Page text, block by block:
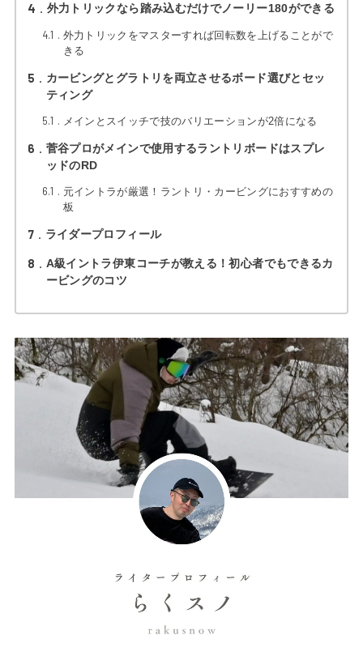
4 外力トリックなら踏み込むだけでノーリー180ができる
4.1
外力トリックをマスターすれば回転数を上げることがで
きる
5
カービングとグラトリを両立させるボード選びとセッ
ティング
5.1
メインとスイッチで技のバリエーションが2倍になる
6
菅谷プロがメインで使用するラントリボードはスプレ
ッドのRD
6.1
元イントラが厳選！ラントリ・カービングにおすすめの
板
7 ライダープロフィール
8
A級イントラ伊東コーチが教える！初心者でもできるカ
ービングのコツ